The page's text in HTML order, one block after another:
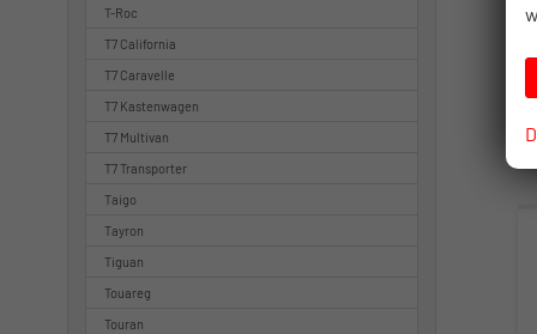
T-Roc
T7 California
T7 Caravelle
T7 Kastenwagen
T7 Multivan
T7 Transporter
Taigo
Tayron
Tiguan
Touareg
Touran